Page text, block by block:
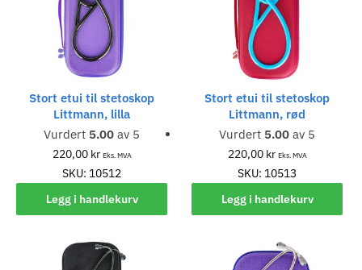
Stort etui til stetoskop
Littmann, lilla
Vurdert 5.00 av 5
220,00 kr Eks. MVA
SKU: 10512
Legg i handlekurv
Stort etui til stetoskop
Littmann, rød
Vurdert 5.00 av 5
220,00 kr Eks. MVA
SKU: 10513
Legg i handlekurv